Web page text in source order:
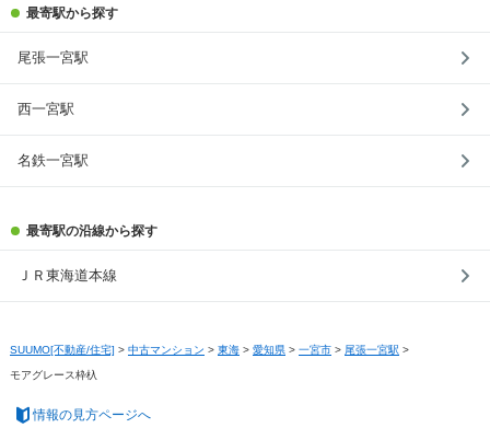
最寄駅から探す
尾張一宮駅
西一宮駅
名鉄一宮駅
最寄駅の沿線から探す
ＪＲ東海道本線
SUUMO[不動産/住宅] > 中古マンション > 東海 > 愛知県 > 一宮市 > 尾張一宮駅 >
モアグレース枠杁
情報の見方ページへ